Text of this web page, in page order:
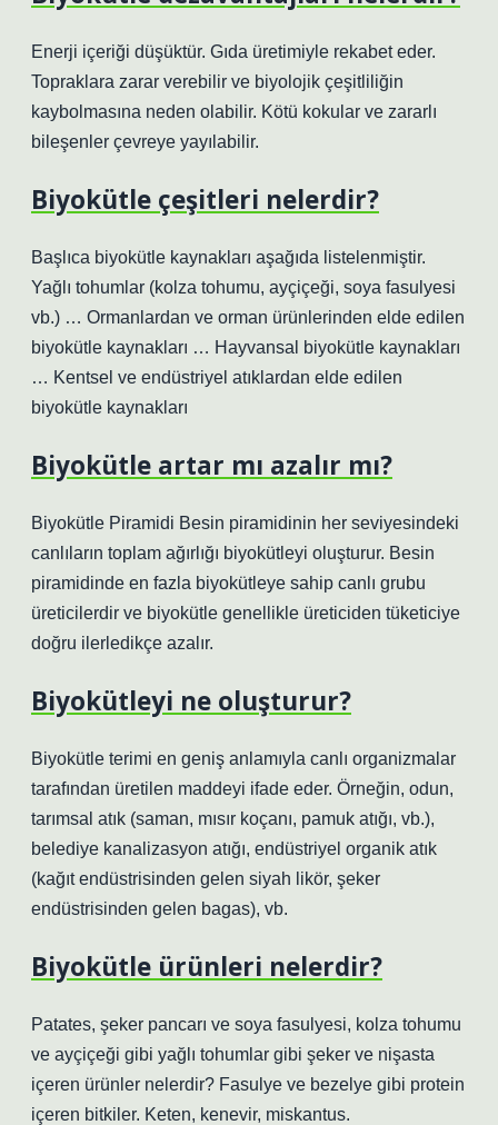
Enerji içeriği düşüktür. Gıda üretimiyle rekabet eder.
Topraklara zarar verebilir ve biyolojik çeşitliliğin
kaybolmasına neden olabilir. Kötü kokular ve zararlı
bileşenler çevreye yayılabilir.
Biyokütle çeşitleri nelerdir?
Başlıca biyokütle kaynakları aşağıda listelenmiştir.
Yağlı tohumlar (kolza tohumu, ayçiçeği, soya fasulyesi
vb.) … Ormanlardan ve orman ürünlerinden elde edilen
biyokütle kaynakları … Hayvansal biyokütle kaynakları
… Kentsel ve endüstriyel atıklardan elde edilen
biyokütle kaynakları
Biyokütle artar mı azalır mı?
Biyokütle Piramidi Besin piramidinin her seviyesindeki
canlıların toplam ağırlığı biyokütleyi oluşturur. Besin
piramidinde en fazla biyokütleye sahip canlı grubu
üreticilerdir ve biyokütle genellikle üreticiden tüketiciye
doğru ilerledikçe azalır.
Biyokütleyi ne oluşturur?
Biyokütle terimi en geniş anlamıyla canlı organizmalar
tarafından üretilen maddeyi ifade eder. Örneğin, odun,
tarımsal atık (saman, mısır koçanı, pamuk atığı, vb.),
belediye kanalizasyon atığı, endüstriyel organik atık
(kağıt endüstrisinden gelen siyah likör, şeker
endüstrisinden gelen bagas), vb.
Biyokütle ürünleri nelerdir?
Patates, şeker pancarı ve soya fasulyesi, kolza tohumu
ve ayçiçeği gibi yağlı tohumlar gibi şeker ve nişasta
içeren ürünler nelerdir? Fasulye ve bezelye gibi protein
içeren bitkiler. Keten, kenevir, miskantus.